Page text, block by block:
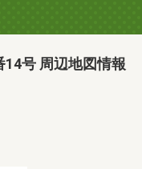
号 周辺地図情報